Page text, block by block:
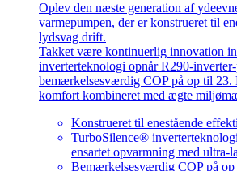
Oplev den næste generation af
varmepumpen, der er konstrueret til
lydsvag drift.
Takket være kontinuerlig innovation
inverterteknologi opnår R290-
bemærkelsesværdig COP på op til 23.
komfort kombineret med ægte
Konstrueret til enestående
TurboSilence®
ensartet opvarmning med ultra-
Bemærkelsesværdig COP på